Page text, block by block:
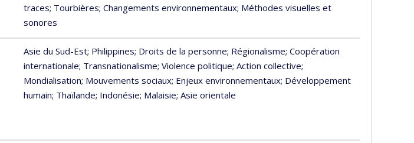
traces; Tourbières; Changements environnementaux; Méthodes visuelles et
sonores
Asie du Sud-Est; Philippines; Droits de la personne; Régionalisme; Coopération
internationale; Transnationalisme; Violence politique; Action collective;
Mondialisation; Mouvements sociaux; Enjeux environnementaux; Développement
humain; Thaïlande; Indonésie; Malaisie; Asie orientale